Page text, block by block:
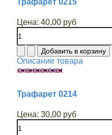
Трафарет 0215
Цена: 40,00 руб
Описание товара
Трафарет 0214
Цена: 30,00 руб